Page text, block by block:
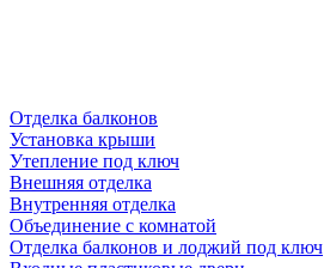
Отделка балконов
Установка крыши
Утепление под ключ
Внешняя отделка
Внутренняя отделка
Объединение с комнатой
Отделка балконов и лоджий под ключ